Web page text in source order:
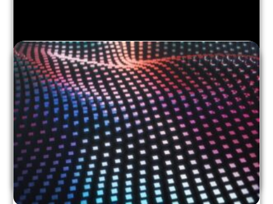
🚀 LOW HACK: CONFIRA A LISTA DE
SELECIONADOS
Confira a lista de selecionados para o Hackathon Low
Hack....
Leia mais...